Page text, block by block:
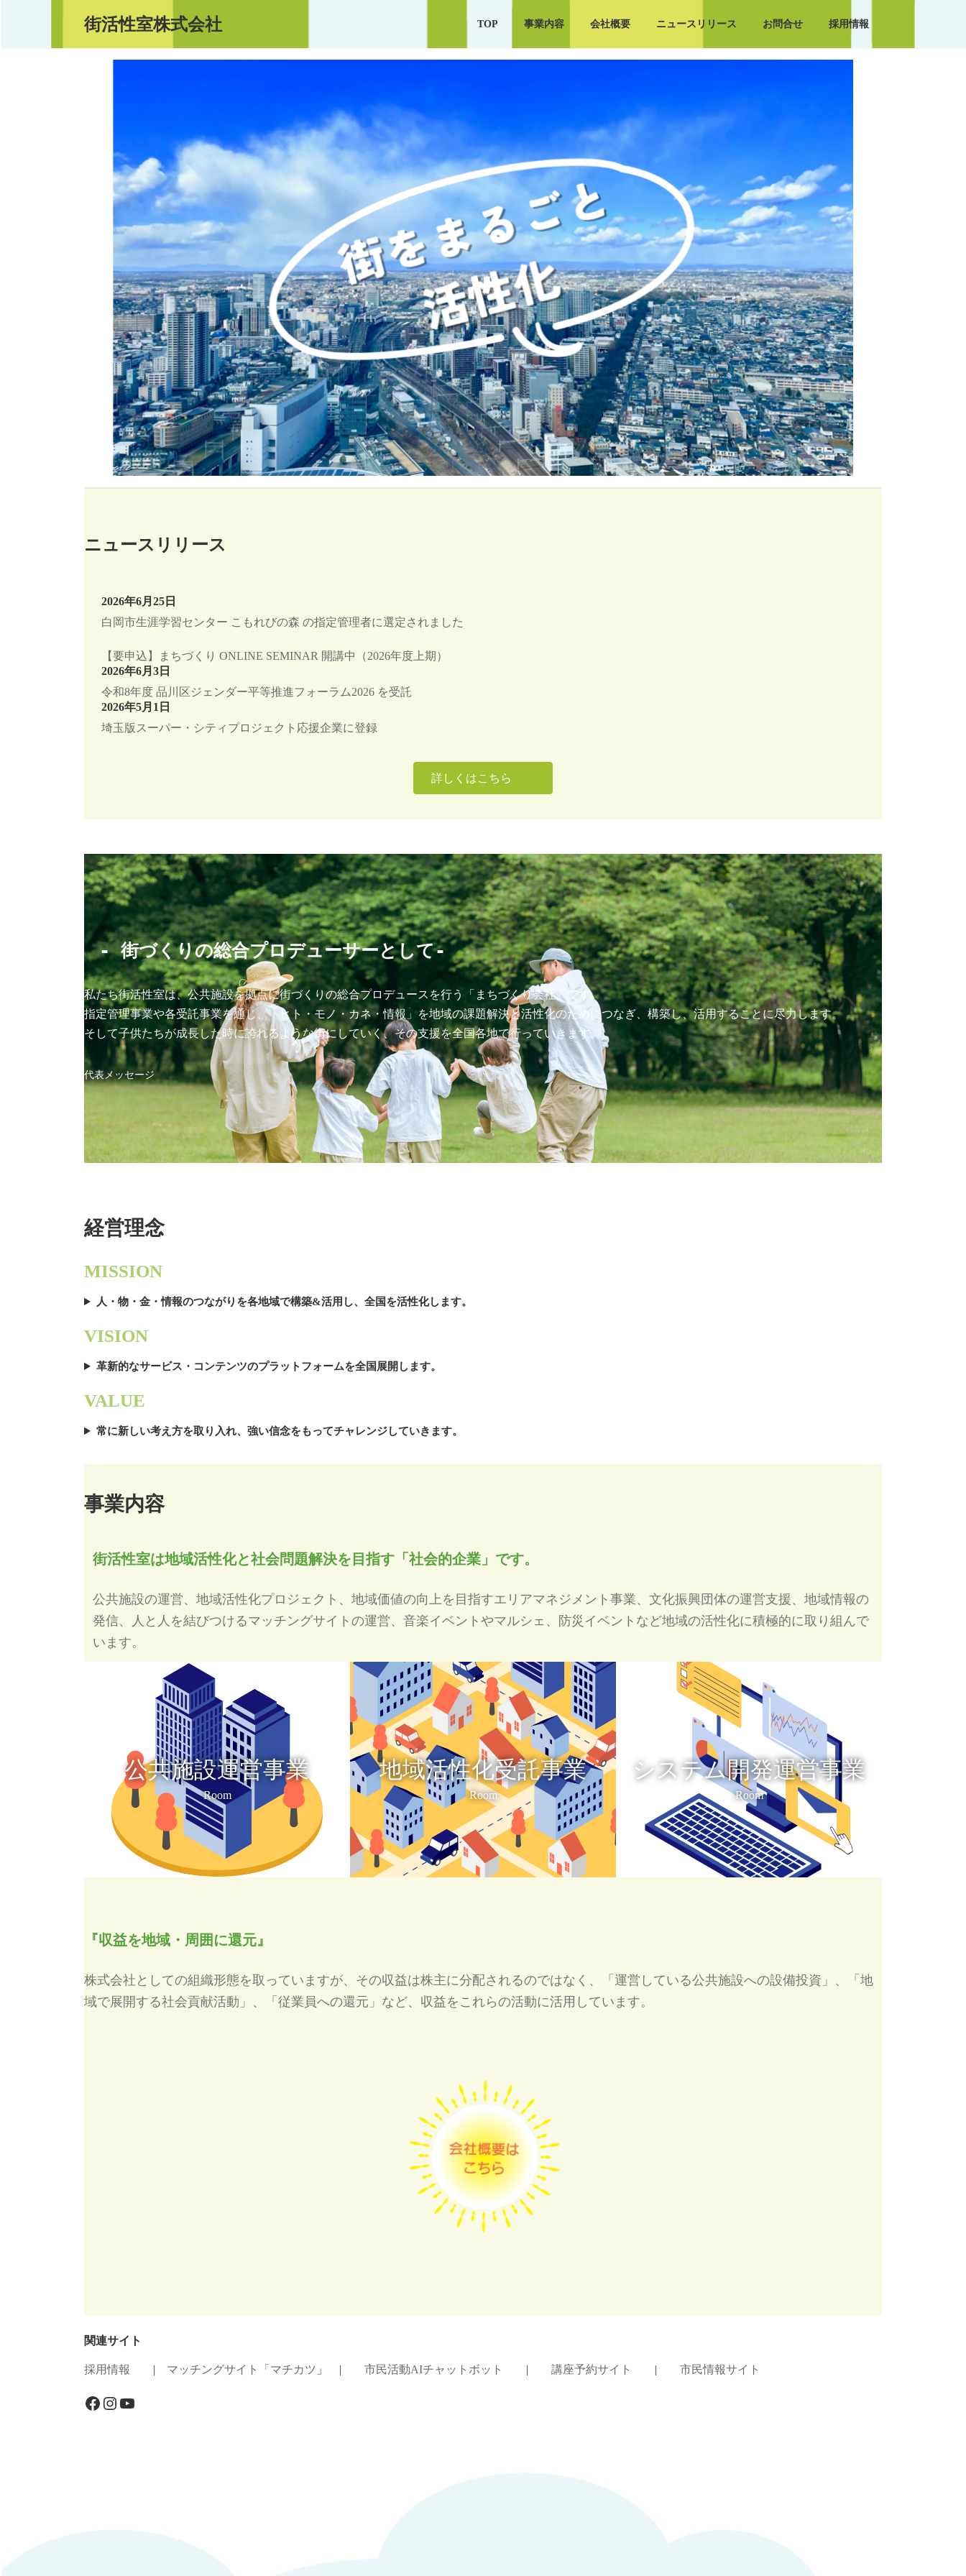
街活性室株式会社 TOP 事業内容 会社概要 ニュースリリース お問合せ 採用情報
ニュースリリース
2026年6月25日
白岡市生涯学習センター こもれびの森 の指定管理者に選定されました
【要申込】まちづくり ONLINE SEMINAR 開講中（2026年度上期）
2026年6月3日
令和8年度 品川区ジェンダー平等推進フォーラム2026 を受託
2026年5月1日
埼玉版スーパー・シティプロジェクト応援企業に登録
詳しくはこちら
- 街づくりの総合プロデューサーとして-
私たち街活性室は、公共施設を拠点に街づくりの総合プロデュースを行う「まちづくり会社」です。
指定管理事業や各受託事業を通じ、「ヒト・モノ・カネ・情報」を地域の課題解決と活性化のためにつなぎ、構築し、活用することに尽力します。
そして子供たちが成長した時に誇れるような街にしていく、その支援を全国各地で行っていきます。
代表メッセージ
経営理念
MISSION
人・物・金・情報のつながりを各地域で構築&活用し、全国を活性化します。
VISION
革新的なサービス・コンテンツのプラットフォームを全国展開します。
VALUE
常に新しい考え方を取り入れ、強い信念をもってチャレンジしていきます。
事業内容
街活性室は地域活性化と社会問題解決を目指す「社会的企業」です。
公共施設の運営、地域活性化プロジェクト、地域価値の向上を目指すエリアマネジメント事業、文化振興団体の運営支援、地域情報の
発信、人と人を結びつけるマッチングサイトの運営、音楽イベントやマルシェ、防災イベントなど地域の活性化に積極的に取り組んで
います。
公共施設運営事業
Room
地域活性化受託事業
Room
システム開発運営事業
Room
『収益を地域・周囲に還元』
株式会社としての組織形態を取っていますが、その収益は株主に分配されるのではなく、「運営している公共施設への設備投資」、「地
域で展開する社会貢献活動」、「従業員への還元」など、収益をこれらの活動に活用しています。
関連サイト
採用情報 | マッチングサイト「マチカツ 」 | 市民活動AIチャットボット | 講座予約サイト | 市民情報サイト
Facebook
Instagram
YouTube